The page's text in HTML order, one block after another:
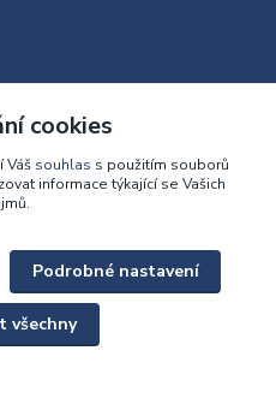
cookies.
cookies
Váš souhlas s použitím souborů
informace týkající se Vašich
Podrobné nastavení
všechny